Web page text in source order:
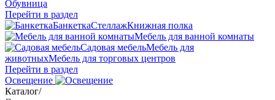
Обувница
Перейти в раздел
БанкеткаСтеллажКнижная полка
Мебель для ванной комнаты
Садовая мебельМебель для
животныхМебель для торговых центров
Перейти в раздел
Освещение
Каталог/